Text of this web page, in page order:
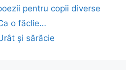
pentru copii diverse
o făclie…
şi sărăcie